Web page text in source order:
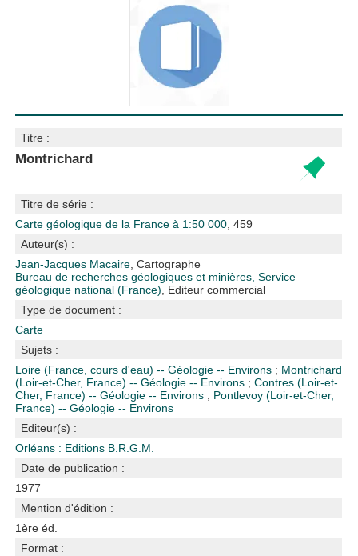
Titre :
Montrichard
Titre de série :
Carte géologique de la France à 1:50 000 , 459
Auteur(s) :
Jean-Jacques Macaire , Cartographe
Bureau de recherches géologiques et minières, Service
géologique national (France) , Editeur commercial
Type de document :
Carte
Sujets :
Loire (France, cours d'eau) -- Géologie -- Environs ; Montrichard
(Loir-et-Cher, France) -- Géologie -- Environs ;Contres (Loir-et-
Cher, France) -- Géologie -- Environs ; Pontlevoy (Loir-et-Cher,
France) -- Géologie -- Environs
Editeur(s) :
Orléans : Editions B.R.G.M.
Date de publication :
1977
Mention d'édition :
1ère éd.
Format :